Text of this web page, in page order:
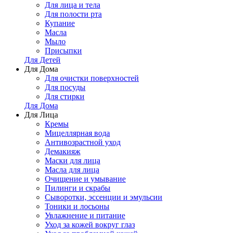
Для лица и тела
Для полости рта
Купание
Масла
Мыло
Присыпки
Для Детей
Для Дома
Для очистки поверхностей
Для посуды
Для стирки
Для Дома
Для Лица
Кремы
Мицеллярная вода
Антивозрастной уход
Демакияж
Маски для лица
Масла для лица
Очищение и умывание
Пилинги и скрабы
Сыворотки, эссенции и эмульсии
Тоники и лосьоны
Увлажнение и питание
Уход за кожей вокруг глаз